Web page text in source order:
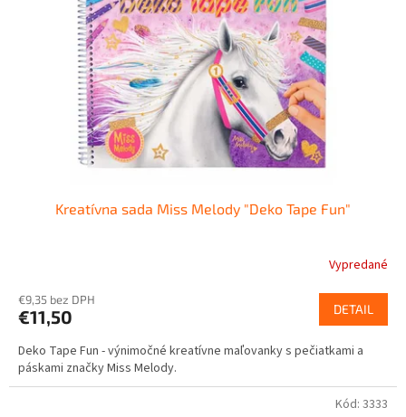
Kreatívna sada Miss Melody "Deko Tape Fun"
Vypredané
€9,35 bez DPH
€11,50 DETAIL
Deko Tape Fun - výnimočné kreatívne maľovanky s pečiatkami a
páskami značky Miss Melody.
Kód: 3333